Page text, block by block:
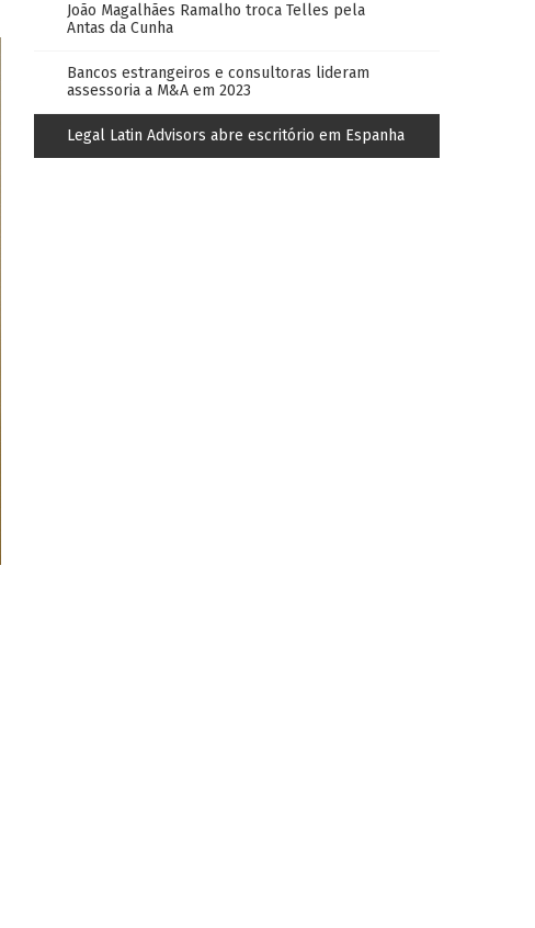
João Magalhães Ramalho troca Telles pela
Antas da Cunha
Bancos estrangeiros e consultoras lideram
assessoria a M&A em 2023
Legal Latin Advisors abre escritório em Espanha